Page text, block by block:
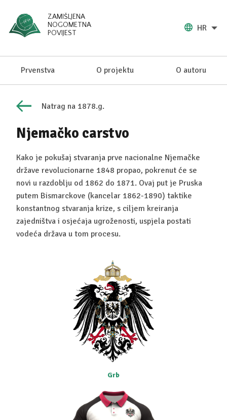
ZAMIŠLJENA
NOGOMETNA
POVIJEST
HR
Prvenstva O projektu O autoru
Natrag na 1878.g.
Njemačko carstvo
Kako je pokušaj stvaranja prve nacionalne Njemačke
države revolucionarne 1848 propao, pokrenut će se
novi u razdoblju od 1862 do 1871. Ovaj put je Pruska
putem Bismarckove (kancelar 1862-1890) taktike
konstantnog stvaranja krize, s ciljem kreiranja
zajedništva i osjećaja ugroženosti, uspjela postati
vodeća država u tom procesu.
Grb